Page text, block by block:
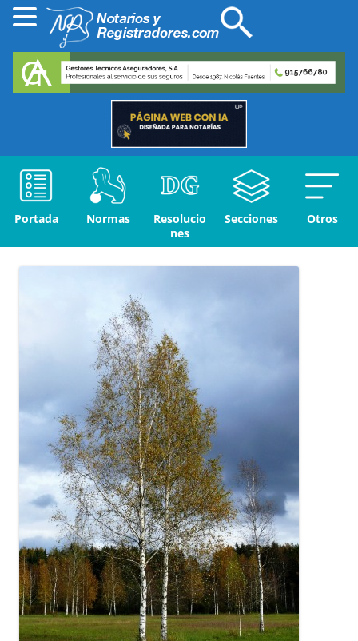
Portada Normas
Resolucio
nes
Secciones Otros